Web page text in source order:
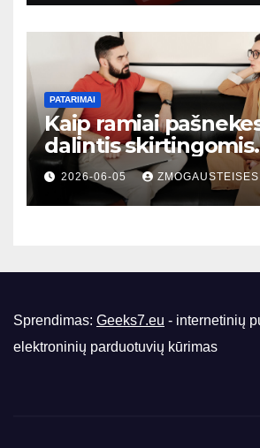
skaitytojui
PATARIMAI
Kaip ramiai
dalintis skirtingomis
nuomonėmis
santykių: praktiniai
kasdienėms
2026-06-05
Sprendimas: Geeks7.eu - internetinių
elektroninių parduotuvių kūrimas